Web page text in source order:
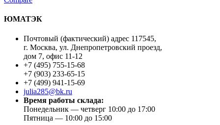
ЮМАТЭК
Почтовый (фактический) адрес 117545,
г. Москва, ул. Днепропетровский проезд,
дом 7, офис 11-12
+7 (495) 755-15-68
+7 (903) 233-65-15
+7 (499) 941-15-69
julia285@bk.ru
Время работы склада:
Понедельник — четверг 10:00 до 17:00
Пятница — 10:00 до 15:00